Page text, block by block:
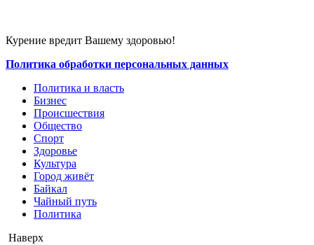
Курение вредит Вашему здоровью!
Политика обработки персональных данных
Политика и власть
Бизнес
Происшествия
Общество
Cпорт
Здоровье
Культура
Город живёт
Байкал
Чайный путь
Политика
Наверх